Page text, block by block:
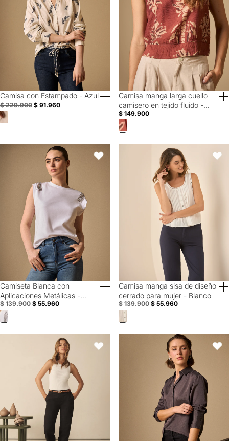
60% Off
Camisa con Estampado - Azul
$ 229.900 $ 91.960
40% Off
Camisa manga larga cuello
camisero en tejido fluido -
Rosa
$ 149.900
Camiseta Blanca con Aplicaciones Metálicas - Blanco
60% Off
Camiseta Blanca con
Aplicaciones Metálicas -
Blanco
$ 139.900 $ 55.960
Favoritos
Camisa manga sisa de diseño
60% Off
Camisa manga sisa de diseño
cerrado para mujer - Blanco
$ 139.900 $ 55.960
Pantalón elegante bota recta para mujer - Negro
Favoritos
Camisa Gris Textura Premium